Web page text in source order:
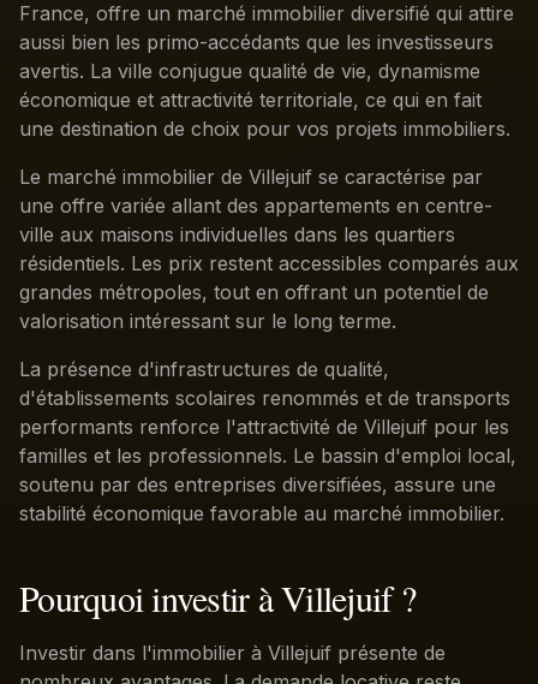
France, offre un marché immobilier diversifié qui attire
aussi bien les primo-accédants que les investisseurs
avertis. La ville conjugue qualité de vie, dynamisme
économique et attractivité territoriale, ce qui en fait
une destination de choix pour vos projets immobiliers.
Le marché immobilier de Villejuif se caractérise par
une offre variée allant des appartements en centre-
ville aux maisons individuelles dans les quartiers
résidentiels. Les prix restent accessibles comparés aux
grandes métropoles, tout en offrant un potentiel de
valorisation intéressant sur le long terme.
La présence d'infrastructures de qualité,
d'établissements scolaires renommés et de transports
performants renforce l'attractivité de Villejuif pour les
familles et les professionnels. Le bassin d'emploi local,
soutenu par des entreprises diversifiées, assure une
stabilité économique favorable au marché immobilier.
Pourquoi investir à Villejuif ?
Investir dans l'immobilier à Villejuif présente de